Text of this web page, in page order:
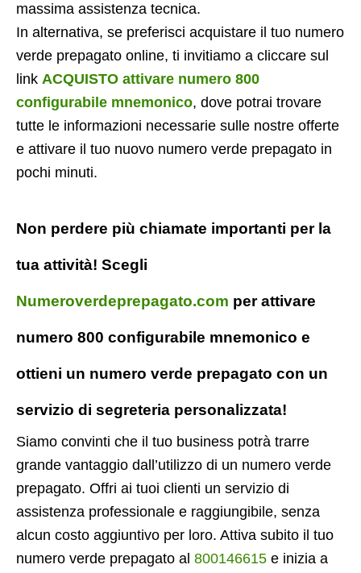
massima assistenza tecnica.
In alternativa, se preferisci acquistare il tuo numero
verde prepagato online, ti invitiamo a cliccare sul
link ACQUISTO attivare numero 800
configurabile mnemonico, dove potrai trovare
tutte le informazioni necessarie sulle nostre offerte
e attivare il tuo nuovo numero verde prepagato in
pochi minuti.
Non perdere più chiamate importanti per la
tua attività! Scegli
Numeroverdeprepagato.com per attivare
numero 800 configurabile mnemonico e
ottieni un numero verde prepagato con un
servizio di segreteria personalizzata!
Siamo convinti che il tuo business potrà trarre
grande vantaggio dall’utilizzo di un numero verde
prepagato. Offri ai tuoi clienti un servizio di
assistenza professionale e raggiungibile, senza
alcun costo aggiuntivo per loro. Attiva subito il tuo
numero verde prepagato al 800146615 e inizia a